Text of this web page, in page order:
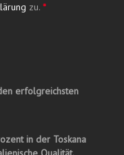
zu. *
erfolgreichsten
in der Toskana